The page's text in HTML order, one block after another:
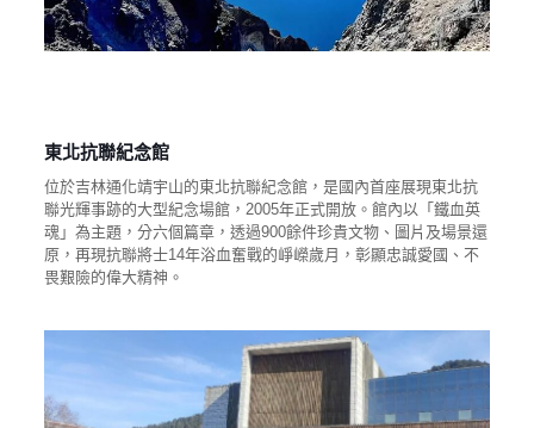
東北抗聯紀念館
位於吉林通化靖宇山的東北抗聯紀念館，是國內首座展現東北抗
聯光輝事跡的大型紀念場館，2005年正式開放。館內以「鐵血英
魂」為主題，分六個篇章，透過900餘件珍貴文物、圖片及場景還
原，再現抗聯將士14年浴血奮戰的崢嶸歲月，彰顯忠誠愛國、不
畏艱險的偉大精神。